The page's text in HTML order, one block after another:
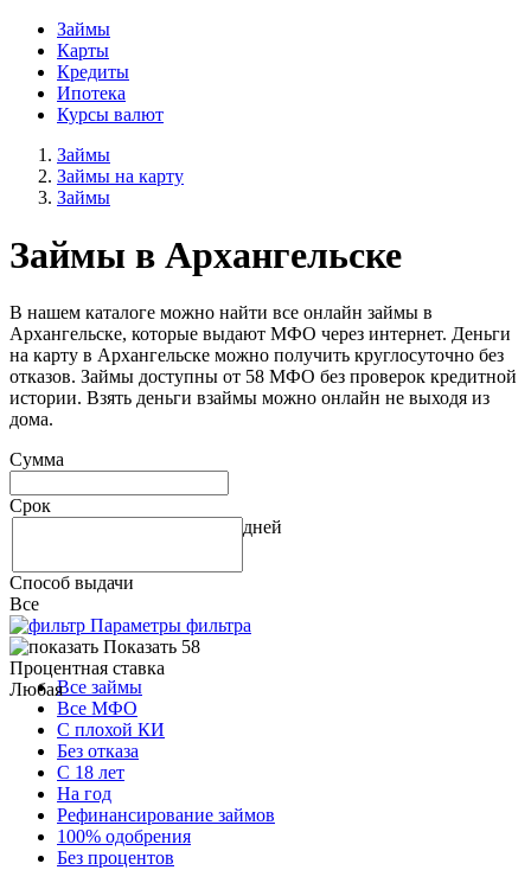
Займы
Карты
Кредиты
Ипотека
Курсы валют
Займы
Займы на карту
Займы
Займы в Архангельске
В нашем каталоге можно найти все онлайн займы в
Архангельске, которые выдают МФО через интернет. Деньги
на карту в Архангельске можно получить круглосуточно без
отказов. Займы доступны от 58 МФО без проверок кредитной
истории. Взять деньги взаймы можно онлайн не выходя из
дома.
Сумма
Срок
дней
Способ выдачи
Все
Параметры фильтра
Показать 58
Процентная ставка
ЛюбаяВсе займы
Все МФО
С плохой КИ
Без отказа
С 18 лет
На год
Рефинансирование займов
100% одобрения
Без процентов